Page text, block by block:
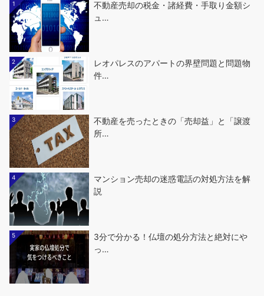
1
不動産売却の税金・諸経費・手取り金額シ
ュ…
2
レオパレスのアパートの界壁問題と問題物
件…
3
不動産を売ったときの「売却益」と「譲渡
所…
4
マンション売却の迷惑電話の対処方法を解
説
5
3分で分かる！仏壇の処分方法と絶対にや
っ…